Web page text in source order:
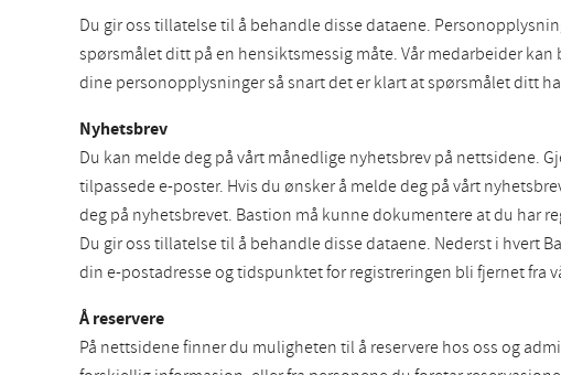
Du gir oss tillatelse til å behandle disse dataene.
spørsmålet ditt på en hensiktsmessig måte. Vår medarbeider
dine personopplysninger så snart det er klart at spørsmålet ditt
Nyhetsbrev
Du kan melde deg på vårt månedlige nyhetsbrev på nettsidene.
tilpassede e-poster. Hvis du ønsker å melde deg på vårt
deg på nyhetsbrevet. Bastion må kunne dokumentere at du har
Du gir oss tillatelse til å behandle disse dataene. Nederst i hvert
din e-postadresse og tidspunktet for registreringen bli fjernet fra
Å reservere
På nettsidene finner du muligheten til å reservere hos oss og